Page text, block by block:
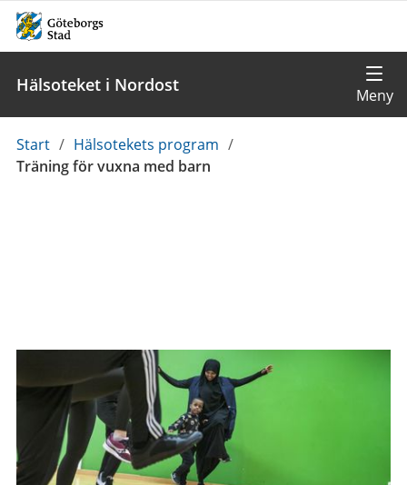
Hälsoteket i Nordost
Du
är
Start / Hälsotekets program /
Träning för vuxna med barn